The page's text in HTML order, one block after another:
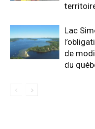
Lac
de
du